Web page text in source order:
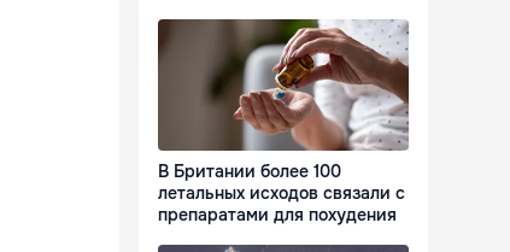
В Британии более 100
летальных исходов связали с
препаратами для похудения